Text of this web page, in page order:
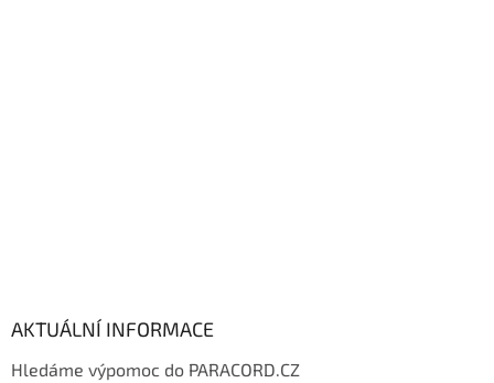
AKTUÁLNÍ INFORMACE
Hledáme výpomoc do PARACORD.CZ